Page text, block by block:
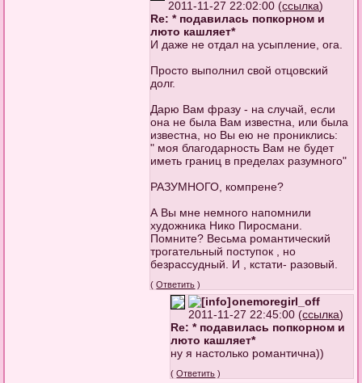
2011-11-27 22:02:00 (ссылка)
Re: * подавилась попкорном и
люто кашляет*
И даже не отдал на усыпление, ога.
Просто выполнил свой отцовский
долг.
Дарю Вам фразу - на случай, если
она не была Вам известна, или была
известна, но Вы ею не прониклись:
" моя благодарность Вам не будет
иметь границ в пределах разумного"
РАЗУМНОГО, компрене?
А Вы мне немного напомнили
художника Нико Пиросмани.
Помните? Весьма романтический
трогательный поступок , но
безрассудный. И , кстати- разовый.
(Ответить )
onemoregirl_off
2011-11-27 22:45:00 (ссылка)
Re: * подавилась попкорном и
люто кашляет*
ну я настолько романтична))
(Ответить )